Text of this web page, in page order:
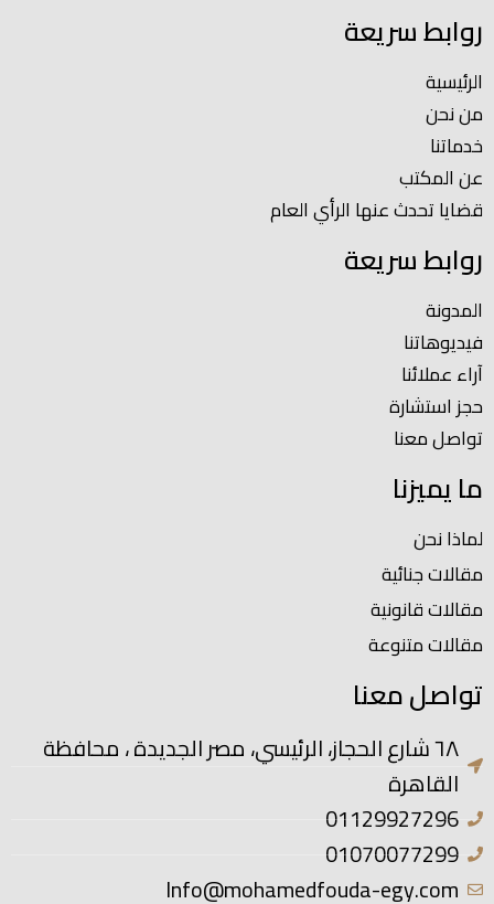
روابط سريعة
الرئيسية
من نحن
خدماتنا
عن المكتب
قضايا تحدث عنها الرأي العام
روابط سريعة
المدونة
فيديوهاتنا
آراء عملائنا
حجز استشارة
تواصل معنا
ما يميزنا
لماذا نحن
مقالات جنائية
مقالات قانونية
مقالات متنوعة
تواصل معنا
٦٨ شارع الحجاز، الرئيسي، مصر الجديدة ، محافظة
القاهرة
01129927296
01070077299
Info@mohamedfouda-egy.com